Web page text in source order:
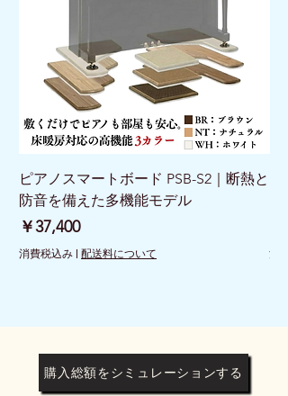
ピアノスマートボード PSB-S2｜断熱と
防音を備えた多機能モデル
価格
￥37,400
消費税込み | 配送料について 消
購入総額をシミュレーションする